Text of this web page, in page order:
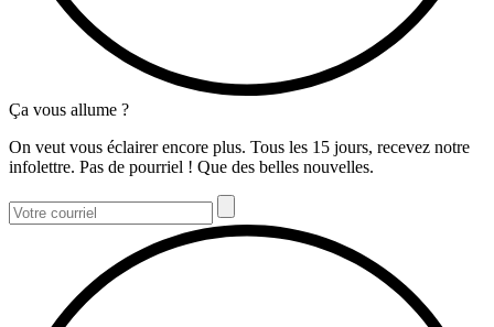
Ça vous allume ?
On veut vous éclairer encore plus. Tous les 15 jours, recevez notre
infolettre. Pas de pourriel ! Que des belles nouvelles.